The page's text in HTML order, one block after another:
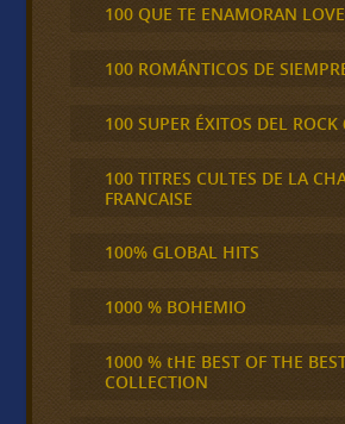
100 QUE TE ENAMORAN
100 ROMÁNTICOS DE
100 SUPER ÉXITOS DEL ROCK
100 TITRES CULTES DE LA
FRANCAISE
100% GLOBAL HITS
1000 % BOHEMIO
1000 % tHE BEST OF THE
COLLECTION